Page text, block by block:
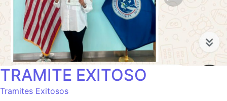
TRAMITE EXITOSO
Tramites Exitosos